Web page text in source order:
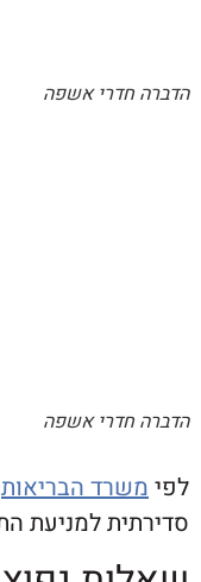
אשפה
אשפה
הבריאות, חדרי
למניעת התפשטות